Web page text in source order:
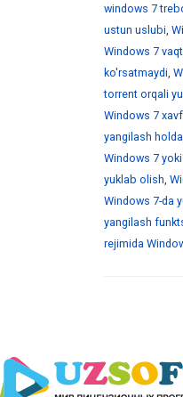
windows 7
ustun uslubi,
Windows 7
ko'rsatmaydi,
torrent orqali
Windows 7
yangilash holda
Windows 7 yoki
yuklab olish,
Windows 7-da
yangilash
rejimida